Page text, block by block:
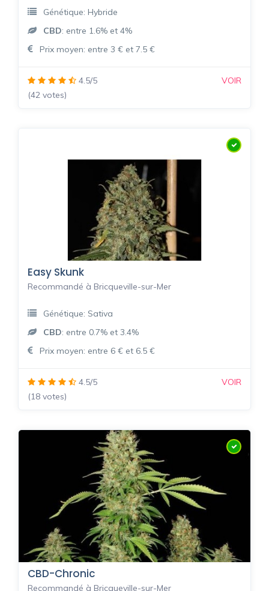
Génétique: Hybride
CBD: entre 1.6% et 4%
Prix moyen: entre 3 € et 7.5 €
4.5/5
(42 votes)
VOIR
Easy Skunk
Recommandé à Bricqueville-sur-Mer
Génétique: Sativa
CBD: entre 0.7% et 3.4%
Prix moyen: entre 6 € et 6.5 €
4.5/5
(18 votes)
VOIR
CBD-Chronic
Recommandé à Bricqueville-sur-Mer